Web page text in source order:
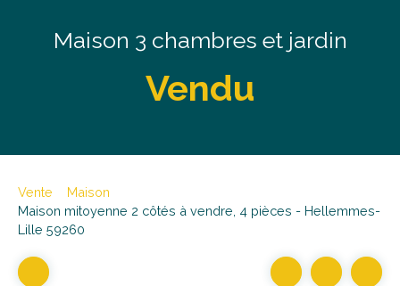
Maison 3 chambres et jardin
Vendu
Vente
Maison
Maison mitoyenne 2 côtés à vendre, 4 pièces - Hellemmes-
Lille 59260